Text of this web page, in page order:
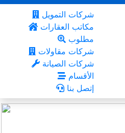
شركات التمويل
مكاتب العقارات
مطلوب
شركات مقاولات
شركات الصيانة
الأقسام
إتصل بنا